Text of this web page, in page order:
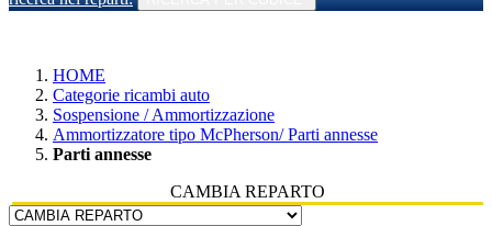
HOME
Categorie ricambi auto
Sospensione / Ammortizzazione
Ammortizzatore tipo McPherson/ Parti annesse
Parti annesse
CAMBIA REPARTO